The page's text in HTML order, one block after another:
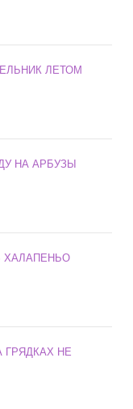
ЛЕТОМ
НА АРБУЗЫ
ХАЛАПЕНЬО
ГРЯДКАХ НЕ